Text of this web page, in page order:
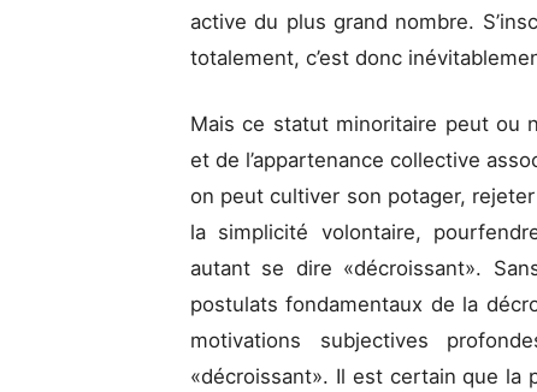
active du plus grand nombre.
totalement, c’est donc
Mais ce statut minoritaire peut ou
et de l’appartenance collective
on peut cultiver son potager,
la simplicité volontaire,
autant se dire «décroissant».
postulats fondamentaux de la
motivations subjectives
«décroissant». Il est certain que la